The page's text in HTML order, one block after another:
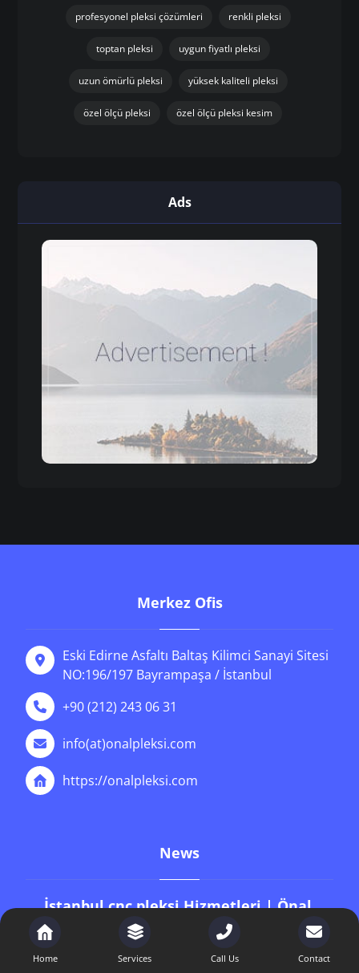
profesyonel pleksi çözümleri renkli pleksi
toptan pleksi uygun fiyatlı pleksi
uzun ömürlü pleksi yüksek kaliteli pleksi
özel ölçü pleksi özel ölçü pleksi kesim
Ads
Merkez Ofis
Eski Edirne Asfaltı Baltaş Kilimci Sanayi Sitesi
NO:196/197 Bayrampaşa / İstanbul
+90 (212) 243 06 31
info(at)onalpleksi.com
https://onalpleksi.com
News
İstanbul cnc pleksi Hizmetleri | Önal
Pleksi
Home Services Call Us Contact